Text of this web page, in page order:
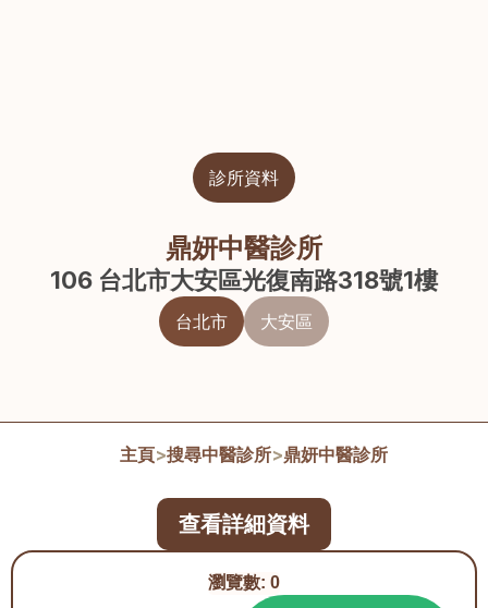
診所資料
鼎妍中醫診所
106 台北市大安區光復南路318號1樓
台北市 大安區
主頁>搜尋中醫診所>鼎妍中醫診所
瀏覽數: 0
查看詳細資料